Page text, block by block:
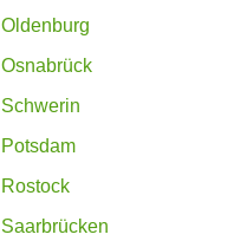
Oldenburg
Osnabrück
Schwerin
Potsdam
Rostock
Saarbrücken